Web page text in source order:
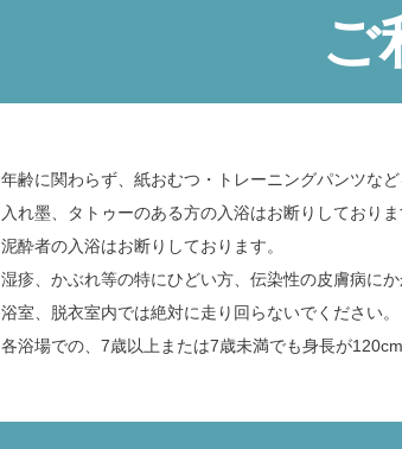
ご
年齢に関わらず、紙おむつ・トレーニングパンツな
入れ墨、タトゥーのある方の入浴はお断りしておりま
泥酔者の入浴はお断りしております。
湿疹、かぶれ等の特にひどい方、伝染性の皮膚病に
浴室、脱衣室内では絶対に走り回らないでください。
各浴場での、7歳以上または7歳未満でも身長が